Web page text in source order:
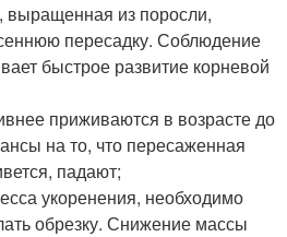
выращенная из поросли,
пересадку. Соблюдение
быстрое развитие корневой
приживаются в возрасте до
на то, что пересаженная
падают;
укоренения, необходимо
обрезку. Снижение массы